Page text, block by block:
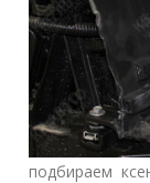
подбираем